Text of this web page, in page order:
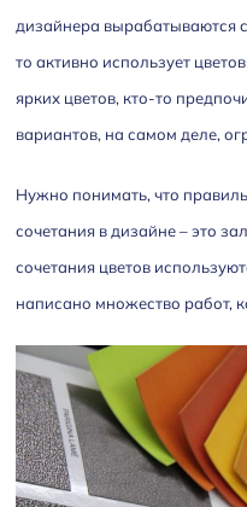
дизайнера вырабатываются
то активно использует
ярких цветов, кто-то
вариантов, на самом деле,
Нужно понимать, что
сочетания в дизайне – это
сочетания цветов
написано множество работ,